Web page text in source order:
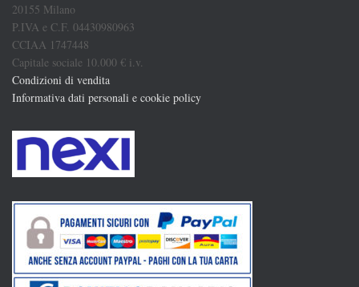
20155 Milano
P.IVA e C.F. 04430980963
CCIAA 1747448
Capitale sociale 10.000 € i.v.
Condizioni di vendita
Informativa dati personali e cookie policy